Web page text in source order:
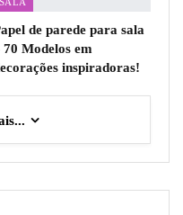
de parede para sala
70 Modelos em
inspiradoras!